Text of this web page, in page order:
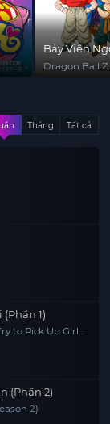
Bảy Viên
Trở Lại Lần
Dragon Ball
Tháng Tất cả
1)
to Pick Up Girls
(Phần 2)
2)